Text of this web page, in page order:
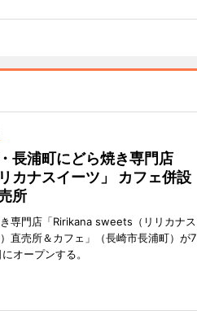
長浦町にどら焼き専門店
リカナスイーツ」 カフェ併設
所
専門店「Ririkana sweets（リリカナス
直売所＆カフェ」（長崎市長浦町）が7
オープンする。